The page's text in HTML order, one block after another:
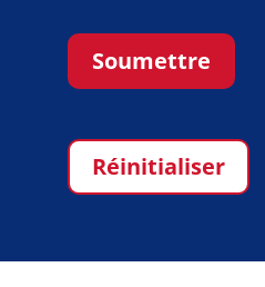
Soumettre
Réinitialiser